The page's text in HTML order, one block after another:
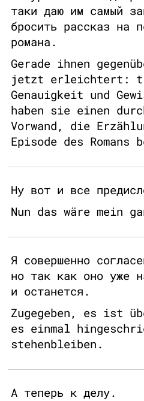
таки даю им самый
бросить рассказ на
романа.
Gerade ihnen
jetzt erleichtert:
Genauigkeit und
haben sie einen
Vorwand, die
Episode des
Ну вот и все
Nun das wäre mein
Я совершенно
но так как оно уже
и останется.
Zugegeben, es ist
es einmal
stehenbleiben.
А теперь к делу.